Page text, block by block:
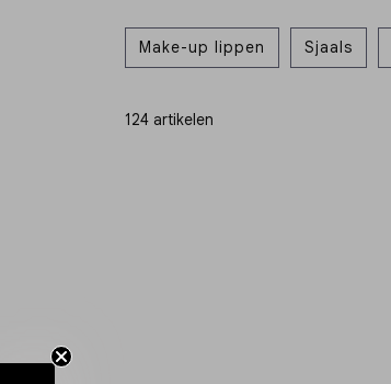
Make-up lippen Sjaals
124 artikelen